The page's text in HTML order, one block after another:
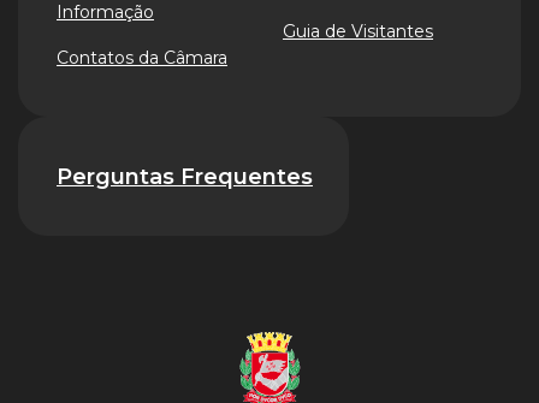
Informação
Contatos da Câmara
Guia de Visitantes
Perguntas Frequentes